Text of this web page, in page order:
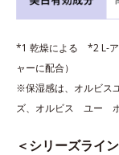
*1 乾燥による *2 L-ア
ャーに配合）
※保湿感は、オルビス
ズ、オルビス ユー ホ
＜シリーズライ